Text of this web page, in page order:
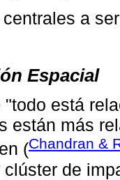
a
Espacial
"todo está
están más
(Chandran &
de